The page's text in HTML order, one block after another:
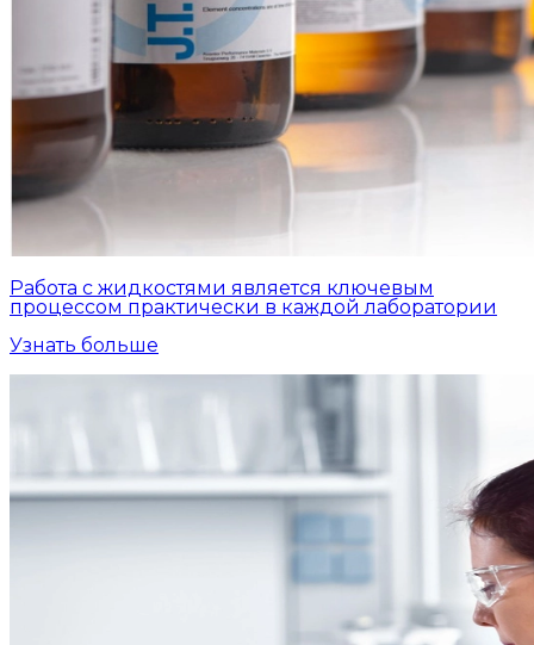
Работа с жидкостями является ключевым
процессом практически в каждой лаборатории
Узнать больше